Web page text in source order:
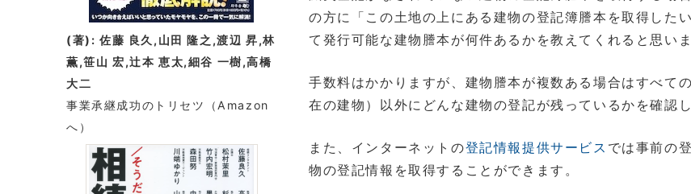
の方に「この土地の上にある建物の登記簿謄本を取得した
て発行可能な建物謄本が何件あるかを教えてくれると思いま
手数料はかかりますが、建物謄本が複数ある場合はすべて
在の建物）以外にどんな建物の登記が残っているかを確認
また、インターネットの登記情報提供サービス では事前の
物の登記情報を取得することができます。
(著): 佐藤 良久,山田 隆之,渡辺 昇,林
薫,笹山 宏,辻本 恵太,細谷 一樹,高橋
大二
事業承継成功のトリセツ
（Amazon
へ）